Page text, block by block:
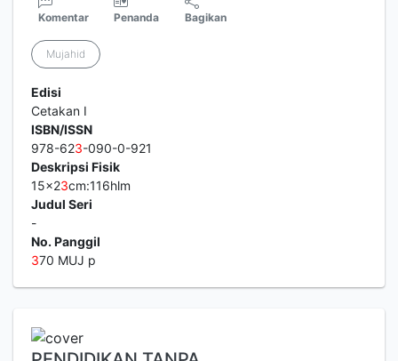
Komentar Penanda Bagikan
Mujahid
Edisi
Cetakan I
ISBN/ISSN
978-623-090-0-921
Deskripsi Fisik
15x23cm:116hlm
Judul Seri
-
No. Panggil
370 MUJ p